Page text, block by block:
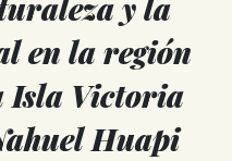
y la
en la región
Isla Victoria
Huapi